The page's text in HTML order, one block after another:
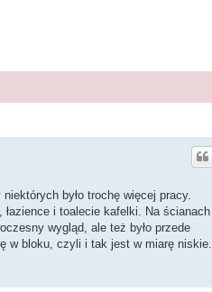
było trochę więcej pracy.
i toalecie kafelki. Na ścianach
wygląd, ale też było przede
w bloku, czyli i tak jest w miarę niskie.